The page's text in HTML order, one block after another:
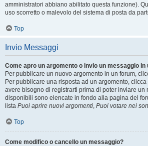
amministratori abbiano abilitato questa funzione).
uso scorretto o malevolo del sistema di posta da
Top
Invio Messaggi
Come apro un argomento o invio un messaggio in
Per pubblicare un nuovo argomento in un forum,
Per pubblicare una risposta ad un argomento, clicca
avere bisogno di registrarti prima di poter inviare un
disponibili sono elencate in fondo alla pagina del
lista Puoi aprire nuovi argomenti, Puoi votare nei
Top
Come modifico o cancello un messaggio?